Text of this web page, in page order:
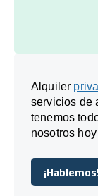
Alquiler
servicios de
tenemos
nosotros
¡Hablemos!